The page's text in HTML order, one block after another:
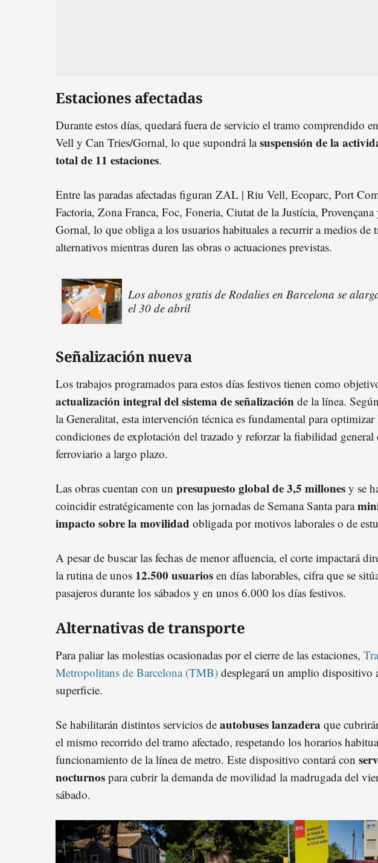
Estaciones afectadas
Durante estos días, quedará fuera de servicio el tramo comprendido
Vell y Can Tries/Gornal, lo que supondrá lasuspensión de la
total de 11 estaciones.
Entre las paradas afectadas figuran ZAL | Riu Vell, Ecoparc, Port
Factoria, Zona Franca, Foc, Foneria, Ciutat de la Justícia,
Gornal, lo que obliga a los usuarios habituales a recurrir a medios de
alternativos mientras duren las obras o actuaciones previstas.
Los abonos gratis de Rodalies en Barcelona se
el 30 de abril
Señalización nueva
Los trabajos programados para estos días festivos tienen como
actualización integral del sistema de señalización de la línea.
la Generalitat, esta intervención técnica es fundamental para optimizar
condiciones de explotación del trazado y reforzar la fiabilidad general
ferroviario a largo plazo.
Las obras cuentan con un presupuesto global de 3,5 millones y se
coincidir estratégicamente con las jornadas de Semana Santa para
impacto sobre la movilidad obligada por motivos laborales o de
A pesar de buscar las fechas de menor afluencia, el corte impactará
la rutina de unos 12.500 usuarios en días laborables, cifra que se
pasajeros durante los sábados y en unos 6.000 los días festivos.
Alternativas de transporte
Para paliar las molestias ocasionadas por el cierre de las estaciones,
Metropolitans de Barcelona (TMB) desplegará un amplio dispositivo
superficie.
Se habilitarán distintos servicios de autobuses lanzadera que
el mismo recorrido del tramo afectado, respetando los horarios
funcionamiento de la línea de metro. Este dispositivo contará con
nocturnos para cubrir la demanda de movilidad la madrugada del
sábado.